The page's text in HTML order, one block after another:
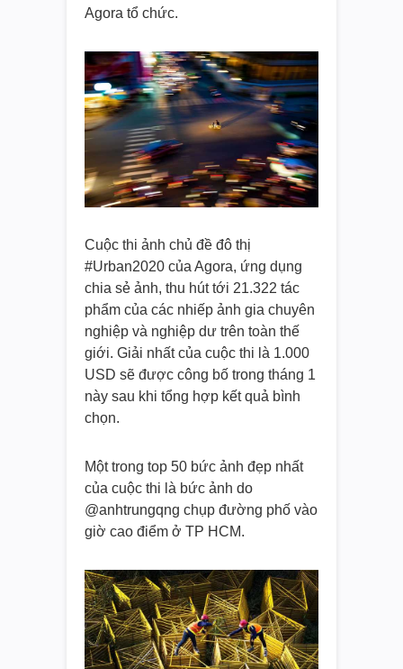
Agora tổ chức.
Cuộc thi ảnh chủ đề đô thị
#Urban2020 của Agora, ứng dụng
chia sẻ ảnh, thu hút tới 21.322 tác
phẩm của các nhiếp ảnh gia chuyên
nghiệp và nghiệp dư trên toàn thế
giới. Giải nhất của cuộc thi là 1.000
USD sẽ được công bố trong tháng 1
này sau khi tổng hợp kết quả bình
chọn.
Một trong top 50 bức ảnh đẹp nhất
của cuộc thi là bức ảnh do
@anhtrungqng chụp đường phố vào
giờ cao điểm ở TP HCM.